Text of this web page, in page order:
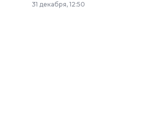
31 декабря, 12:50